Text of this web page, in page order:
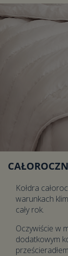
Kołdra
warunkach
cały rok.
Oczywiście w
dodatkowym